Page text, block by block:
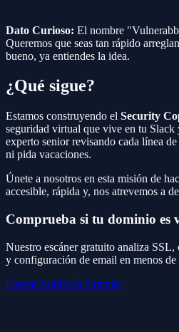
Dato Curioso: El nombre
Queremos que seas tan rápido
bueno, ya entiendes la idea.
¿Qué sigue?
Estamos construyendo el Security
seguridad virtual que vive en tu Slack
experto senior revisando cada línea
ni pida vacaciones.
Únete a nosotros en esta misión de
accesible, rápida y, nos atrevemos a
Comprueba si tu dominio es
Nuestro escáner gratuito analiza SSL,
y configuración de email en menos
Lanzar Auditoría Gratuita